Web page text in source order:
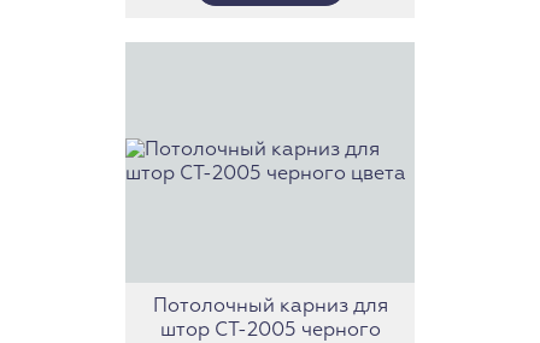
Потолочный карниз для
штор СТ-2005 черного